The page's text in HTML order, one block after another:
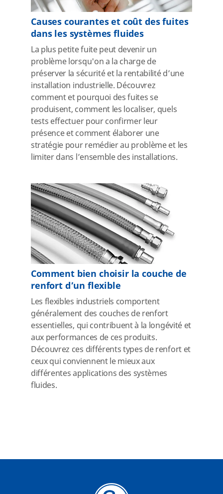
Causes courantes et coût des fuites
dans les systèmes fluides
La plus petite fuite peut devenir un
problème lorsqu'on a la charge de
préserver la sécurité et la rentabilité d’une
installation industrielle. Découvrez
comment et pourquoi des fuites se
produisent, comment les localiser, quels
tests effectuer pour confirmer leur
présence et comment élaborer une
stratégie pour remédier au problème et les
limiter dans l’ensemble des installations.
Comment bien choisir la couche de
renfort d’un flexible
Les flexibles industriels comportent
généralement des couches de renfort
essentielles, qui contribuent à la longévité et
aux performances de ces produits.
Découvrez ces différents types de renfort et
ceux qui conviennent le mieux aux
différentes applications des systèmes
fluides.